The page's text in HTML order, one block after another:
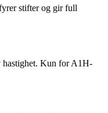
stifter og gir full
Kun for A1H-